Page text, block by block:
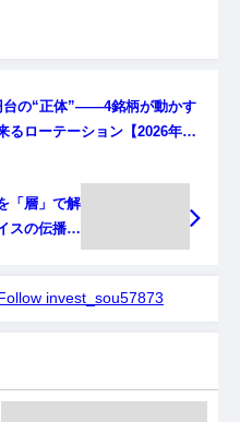
台の“正体”――4銘柄が動かす
るローテーション【2026年6
「層」で解
の伝播地
Follow invest_sou57873